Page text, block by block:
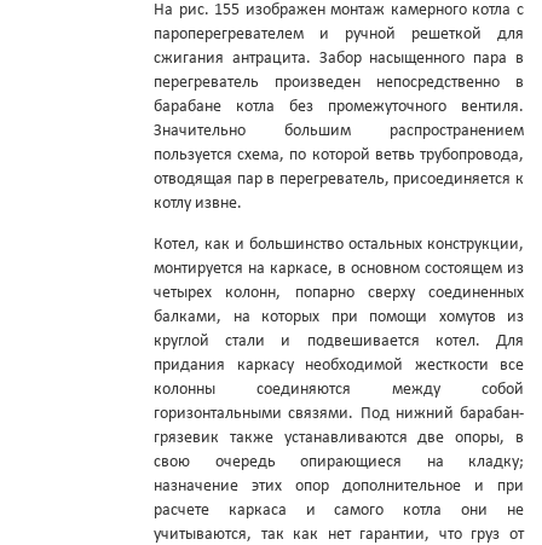
На рис. 155 изображен монтаж камерного котла с
пароперегревателем и ручной решеткой для
сжигания антрацита. Забор насыщенного пара в
перегреватель произведен непосредственно в
барабане котла без промежуточного вентиля.
Значительно большим распространением
пользуется схема, по которой ветвь трубопровода,
отводящая пар в перегреватель, присоединяется к
котлу извне.
Котел, как и большинство остальных конструкции,
монтируется на каркасе, в основном состоящем из
четырех колонн, попарно сверху соединенных
балками, на которых при помощи хомутов из
круглой стали и подвешивается котел. Для
придания каркасу необходимой жесткости все
колонны соединяются между собой
горизонтальными связями. Под нижний барабан-
грязевик также устанавливаются две опоры, в
свою очередь опирающиеся на кладку;
назначение этих опор дополнительное и при
расчете каркаса и самого котла они не
учитываются, так как нет гарантии, что груз от